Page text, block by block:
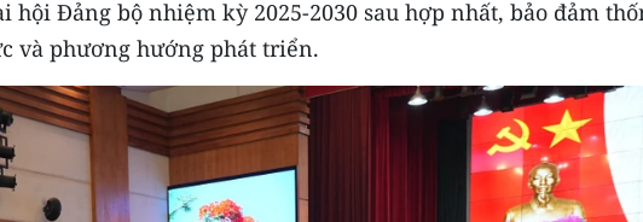
Đảng bộ nhiệm kỳ 2025-2030 sau hợp nhất, bảo đảm
và phương hướng phát triển.